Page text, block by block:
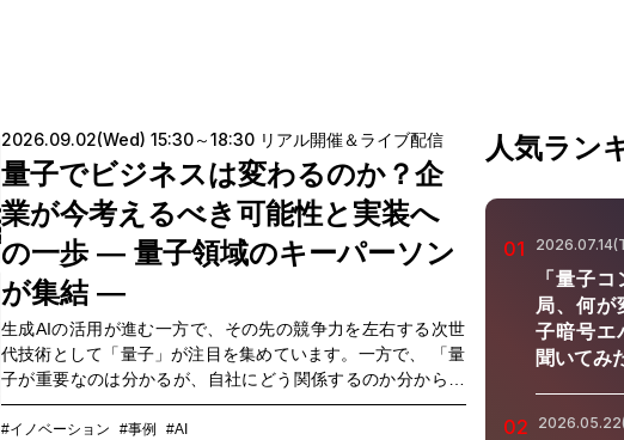
2026.09.02(Wed) 15:30～18:30 リアル開催＆ライブ配信
量子でビジネスは変わるのか？企
業が今考えるべき可能性と実装へ
の一歩 ― 量子領域のキーパーソン
が集結 ―
生成AIの活用が進む一方で、その先の競争力を左右する次世
代技術として「量子」が注目を集めています。一方で、 「量
子が重要なのは分かるが、自社にどう関係するのか分からな
い」 「どの技術や企業に注目すべきなのか判断が難しい」 と
いう声も少なくありません。実際、量子コンピューターには
#イノベーション #事例 #AI
人気ラン
01
「量子
局、何が
子暗号エ
聞いてみ
02